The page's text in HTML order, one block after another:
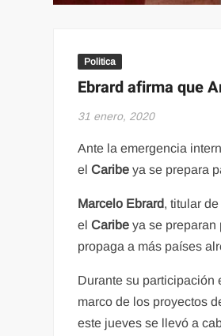
Politica
Ebrard afirma que
31 enero, 2020
Ante la emergencia
elCaribe ya se prepara
Marcelo Ebrard, titular
elCaribe ya se
propaga a más países
Durante su participación
marco de los proyectos
este jueves se llevó a